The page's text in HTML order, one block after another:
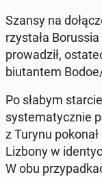
Szansy na
rzys­tała
prowadz­ił,
bi­u­tan­tem
Po słabym
sys­tem­aty­cznie
z Turynu
Lizbony w
W obu